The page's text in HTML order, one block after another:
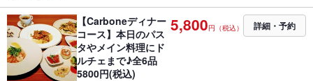
【Carboneディナー
コース】本日のパス
タやメイン料理にド
ルチェまで♪全6品
5800円(税込)
5,800円（税込） 詳細・予約